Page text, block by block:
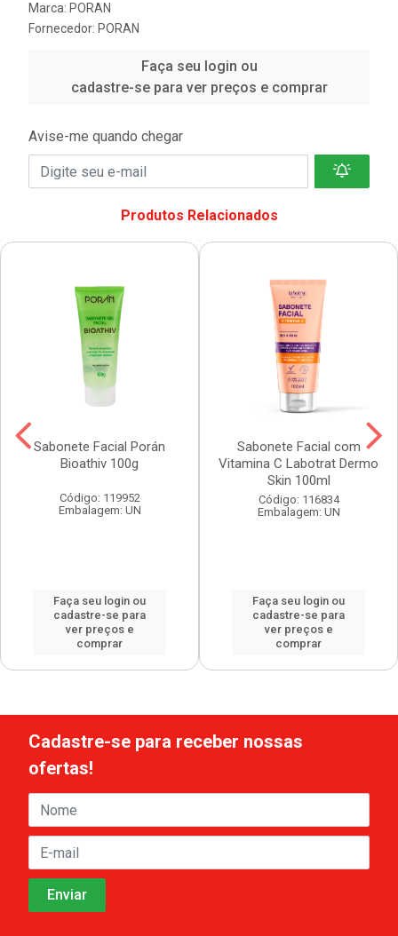
Marca: PORAN
Fornecedor: PORAN
Faça seu login ou
cadastre-se para ver preços e comprar
Avise-me quando chegar
Produtos Relacionados
Sabonete Facial Porán
Bioathiv 100g
Código: 119952
Embalagem: UN
Faça seu login ou
cadastre-se para
ver preços e
comprar
Sabonete Facial com
Vitamina C Labotrat Dermo
Skin 100ml
Código: 116834
Embalagem: UN
Faça seu login ou
cadastre-se para
ver preços e
comprar
Cadastre-se para receber nossas
ofertas!